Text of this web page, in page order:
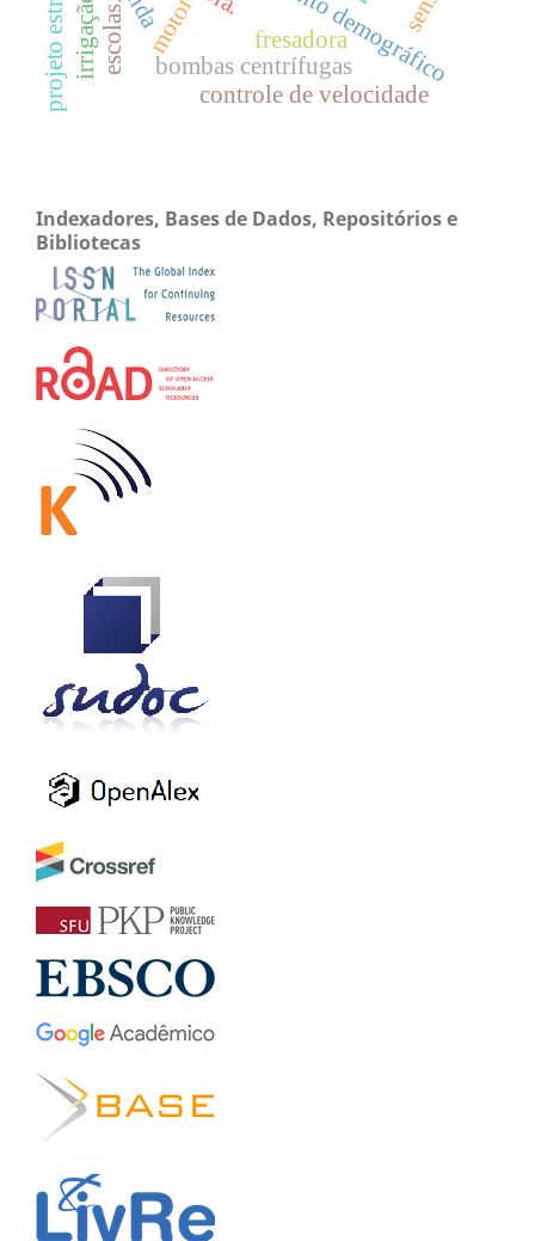
motor
bombas centrífugas
controle de velocidade
fresadora
escolas.
irrigação
Indexadores, Bases de Dados, Repositórios e
Bibliotecas